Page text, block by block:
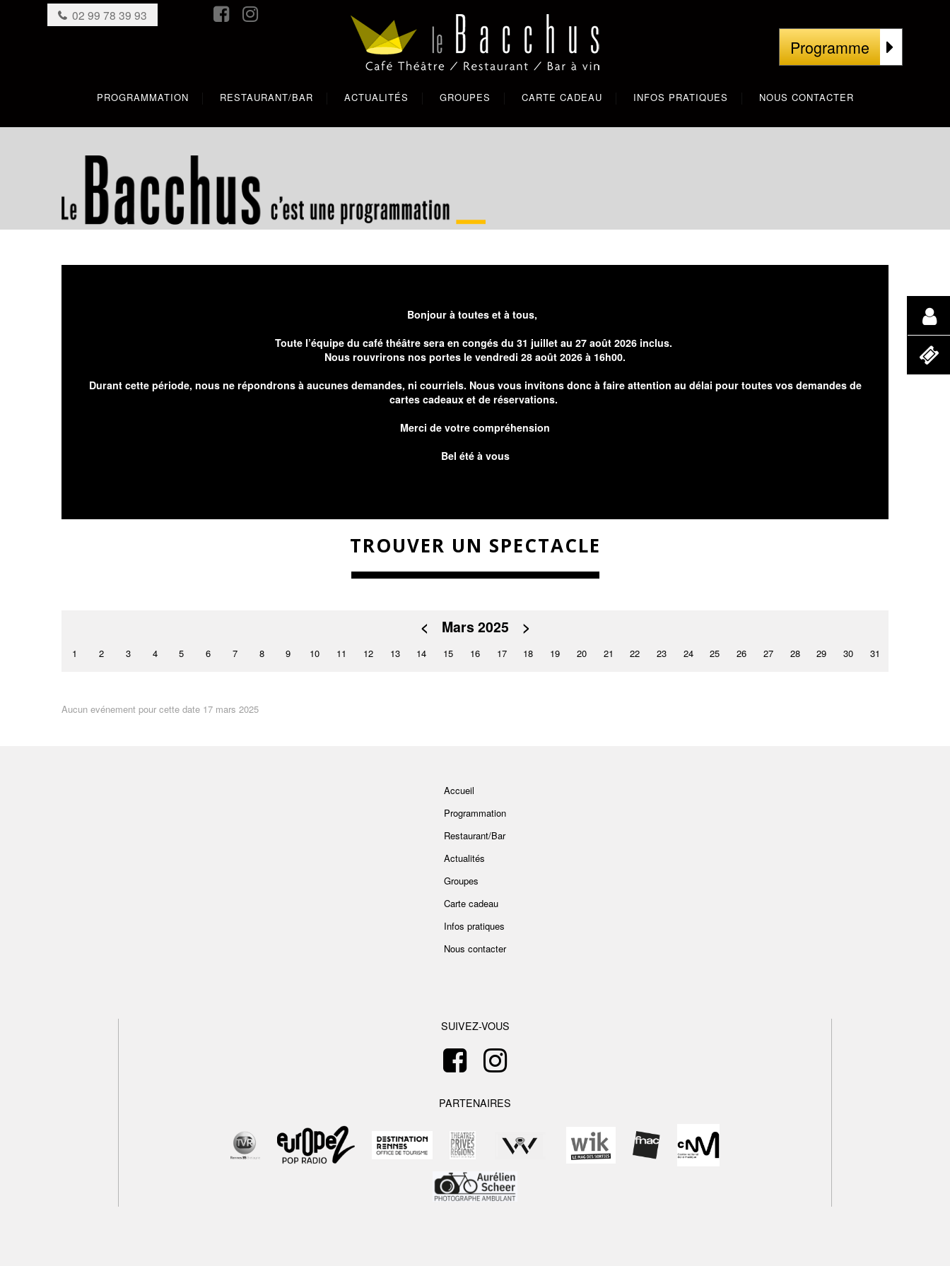
PROGRAMMATION RESTAURANT/BAR ACTUALITÉS GROUPES CARTE CADEAU INFOS PRATIQUES NOUS CONTACTER
02 99 78 39 93
Programme
Bonjour à toutes et à tous,
Toute l’équipe du café théâtre sera en congés du 31 juillet au 27 août 2026 inclus.
Nous rouvrirons nos portes le vendredi 28 août 2026 à 16h00.
Durant cette période, nous ne répondrons à aucunes demandes, ni courriels. Nous vous invitons donc à faire attention au délai pour toutes vos demandes de
cartes cadeaux et de réservations.
Merci de votre compréhension
Bel été à vous
TROUVER UN SPECTACLE
< Mars 2025 >
1 2 3 4 5 6 7 8 9 10 11 12 13 14 15 16 17 18 19 20 21 22 23 24 25 26 27 28 29 30 31
Aucun evénement pour cette date 17 mars 2025
Accueil
Programmation
Restaurant/Bar
Actualités
Groupes
Carte cadeau
Infos pratiques
Nous contacter
SUIVEZ-VOUS
PARTENAIRES